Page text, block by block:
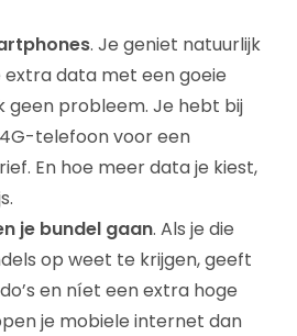
. Je geniet natuurlijk
extra data met een goeie
geen probleem. Je hebt bij
telefoon voor een
En hoe meer data je kiest,
je bundel gaan. Als je die
op weet te krijgen, geeft
en níet een extra hoge
je mobiele internet dan